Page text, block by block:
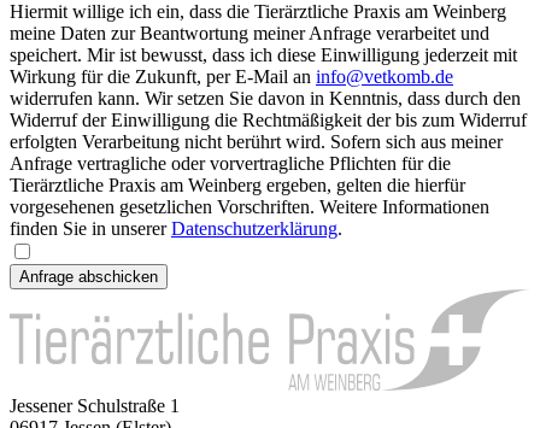
Hiermit willige ich ein, dass die Tierärztliche Praxis am Weinberg
meine Daten zur Beantwortung meiner Anfrage verarbeitet und
speichert. Mir ist bewusst, dass ich diese Einwilligung jederzeit mit
Wirkung für die Zukunft, per E-Mail an info@vetkomb.de
widerrufen kann. Wir setzen Sie davon in Kenntnis, dass durch den
Widerruf der Einwilligung die Rechtmäßigkeit der bis zum Widerruf
erfolgten Verarbeitung nicht berührt wird. Sofern sich aus meiner
Anfrage vertragliche oder vorvertragliche Pflichten für die
Tierärztliche Praxis am Weinberg ergeben, gelten die hierfür
vorgesehenen gesetzlichen Vorschriften. Weitere Informationen
finden Sie in unsererDatenschutzerklärung.
Anfrage abschicken
Jessener Schulstraße 1